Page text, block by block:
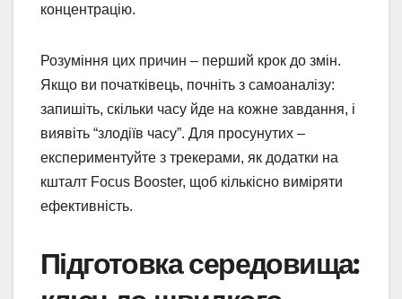
концентрацію.
Розуміння цих причин – перший крок до змін.
Якщо ви початківець, почніть з самоаналізу:
запишіть, скільки часу йде на кожне завдання, і
виявіть “злодіїв часу”. Для просунутих –
експериментуйте з трекерами, як додатки на
кшталт Focus Booster, щоб кількісно виміряти
ефективність.
Підготовка середовища: